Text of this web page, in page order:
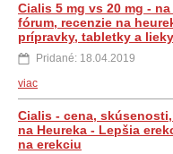
Cialis 5 mg vs 20 mg -
fórum, recenzie na
prípravky, tabletky a
Pridané: 18.04.2019
viac
Cialis - cena,
na Heureka - Lepšia
na erekciu